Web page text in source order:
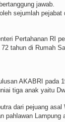
jawab.
sejumlah
Pertahanan RI
tahun di Rumah
AKABRI pada
tiga anak yaitu
dari pejuang
pahlawan